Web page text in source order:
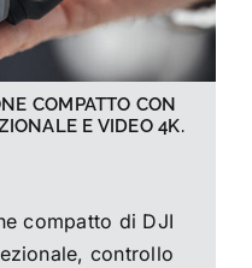
COMPATTO CON
E VIDEO 4K.
compatto di DJI
controllo